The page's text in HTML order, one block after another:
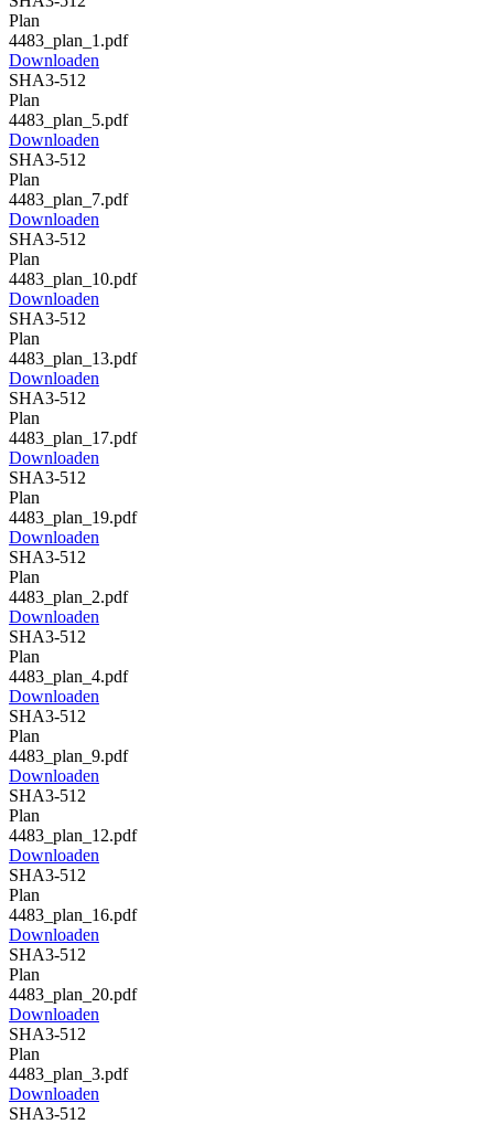
Plan
4483_plan_1.pdf
Downloaden
SHA3-512
Plan
4483_plan_5.pdf
Downloaden
SHA3-512
Plan
4483_plan_7.pdf
Downloaden
SHA3-512
Plan
4483_plan_10.pdf
Downloaden
SHA3-512
Plan
4483_plan_13.pdf
Downloaden
SHA3-512
Plan
4483_plan_17.pdf
Downloaden
SHA3-512
Plan
4483_plan_19.pdf
Downloaden
SHA3-512
Plan
4483_plan_2.pdf
Downloaden
SHA3-512
Plan
4483_plan_4.pdf
Downloaden
SHA3-512
Plan
4483_plan_9.pdf
Downloaden
SHA3-512
Plan
4483_plan_12.pdf
Downloaden
SHA3-512
Plan
4483_plan_16.pdf
Downloaden
SHA3-512
Plan
4483_plan_20.pdf
Downloaden
SHA3-512
Plan
4483_plan_3.pdf
Downloaden
SHA3-512